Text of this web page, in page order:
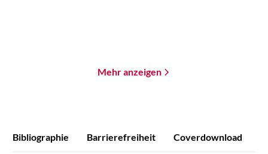
Mehr anzeigen
Bibliographie Barrierefreiheit Coverdownload